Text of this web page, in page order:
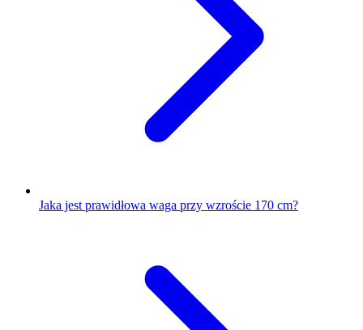
Jaka jest prawidłowa waga przy wzroście 170 cm?